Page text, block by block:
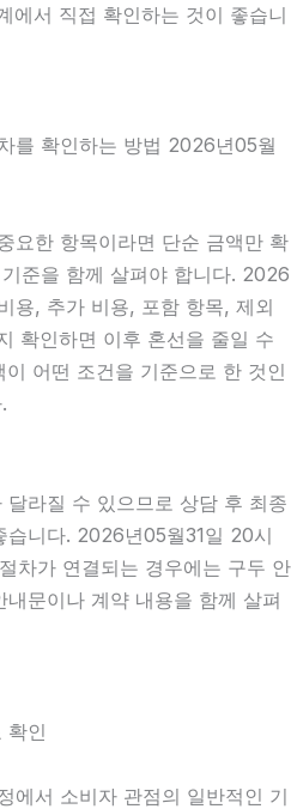
에서 직접 확인하는 것이 좋습니
를 확인하는 방법 2026년05월
요한 항목이라면 단순 금액만 확
준을 함께 살펴야 합니다. 2026
용, 추가 비용, 포함 항목, 제외
확인하면 이후 혼선을 줄일 수
어떤 조건을 기준으로 한 것인
라질 수 있으므로 상담 후 최종
습니다. 2026년05월31일 20시
차가 연결되는 경우에는 구두 안
문이나 계약 내용을 함께 살펴
확인
에서 소비자 관점의 일반적인 기